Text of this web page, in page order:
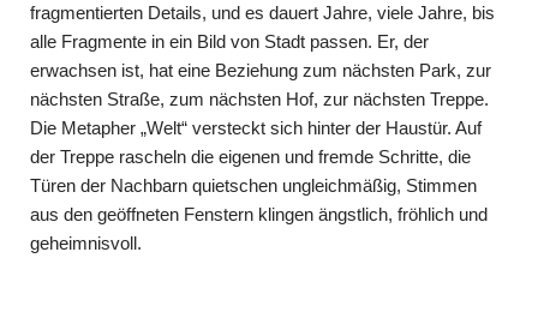
fragmentierten Details, und es dauert Jahre, viele Jahre, bis
alle Fragmente in ein Bild von Stadt passen. Er, der
erwachsen ist, hat eine Beziehung zum nächsten Park, zur
nächsten Straße, zum nächsten Hof, zur nächsten Treppe.
Die Metapher „Welt“ versteckt sich hinter der Haustür. Auf
der Treppe rascheln die eigenen und fremde Schritte, die
Türen der Nachbarn quietschen ungleichmäßig, Stimmen
aus den geöffneten Fenstern klingen ängstlich, fröhlich und
geheimnisvoll.